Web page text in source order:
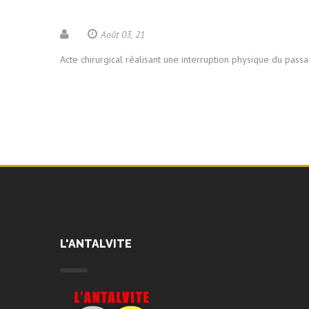
Août 03, 21
Acte chirurgical réalisant une interruption physique du
L'ANTALVITE